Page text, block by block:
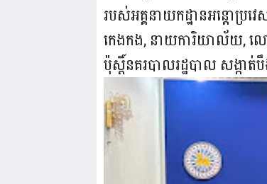
របស់អគ្គនាយកដ្ឋានអន្តោប្
កេងកង, នាយការិយាល័យ, លោអ
ប៉ុស្តិ៍នគរបាលរដ្ឋបាល សង្កា